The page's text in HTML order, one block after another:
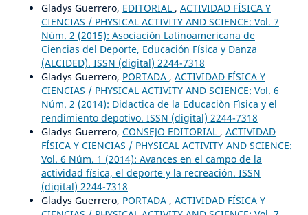
Gladys Guerrero, EDITORIAL , ACTIVIDAD FÍSICA Y
CIENCIAS / PHYSICAL ACTIVITY AND SCIENCE: Vol. 7
Núm. 2 (2015): Asociación Latinoamericana de
Ciencias del Deporte, Educación Física y Danza
(ALCIDED). ISSN (digital) 2244-7318
Gladys Guerrero, PORTADA , ACTIVIDAD FÍSICA Y
CIENCIAS / PHYSICAL ACTIVITY AND SCIENCE: Vol. 6
Núm. 2 (2014): Didactica de la Educaciòn Fìsica y el
rendimiento depotivo. ISSN (digital) 2244-7318
Gladys Guerrero, CONSEJO EDITORIAL , ACTIVIDAD
FÍSICA Y CIENCIAS / PHYSICAL ACTIVITY AND SCIENCE:
Vol. 6 Núm. 1 (2014): Avances en el campo de la
actividad física, el deporte y la recreación. ISSN
(digital) 2244-7318
Gladys Guerrero, PORTADA , ACTIVIDAD FÍSICA Y